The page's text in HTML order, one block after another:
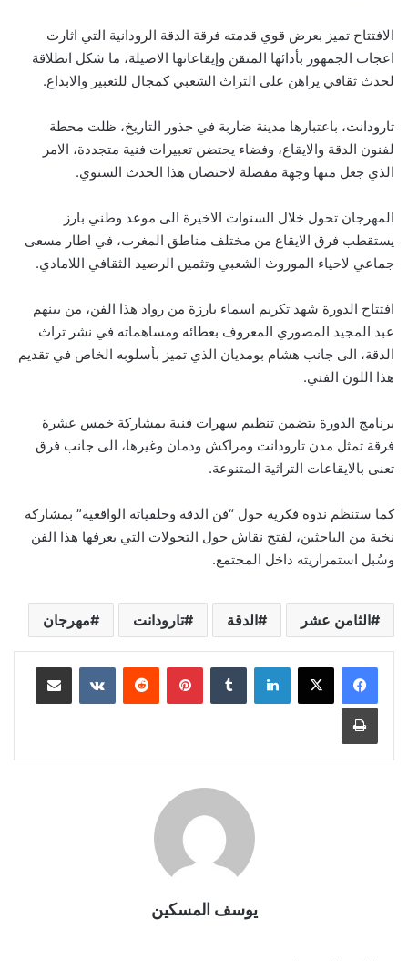
الافتتاح تميز بعرض قوي قدمته فرقة الدقة الرودانية التي اثارت
اعجاب الجمهور بأدائها المتقن وإيقاعاتها الاصيلة، ما شكل انطلاقة
لحدث ثقافي يراهن على التراث الشعبي كمجال للتعبير والابداع.
تارودانت، باعتبارها مدينة ضاربة في جذور التاريخ، ظلت محطة
لفنون الدقة والايقاع، وفضاء يحتضن تعبيرات فنية متجددة، الامر
الذي جعل منها وجهة مفضلة لاحتضان هذا الحدث السنوي.
المهرجان تحول خلال السنوات الاخيرة الى موعد وطني بارز
يستقطب فرق الايقاع من مختلف مناطق المغرب، في اطار مسعى
جماعي لاحياء الموروث الشعبي وتثمين الرصيد الثقافي اللامادي.
افتتاح الدورة شهد تكريم اسماء بارزة من رواد هذا الفن، من بينهم
عبد المجيد المصوري المعروف بعطائه ومساهماته في نشر تراث
الدقة، الى جانب هشام بومديان الذي تميز بأسلوبه الخاص في تقديم
هذا اللون الفني.
برنامج الدورة يتضمن تنظيم سهرات فنية بمشاركة خمس عشرة
فرقة تمثل مدن تارودانت ومراكش ودمان وغيرها، الى جانب فرق
تعنى بالايقاعات التراثية المتنوعة.
كما ستنظم ندوة فكرية حول “فن الدقة وخلفياته الواقعية” بمشاركة
نخبة من الباحثين، لفتح نقاش حول التحولات التي يعرفها هذا الفن
وسُبل استمراريته داخل المجتمع.
الثامن عشر الدقة تارودانت مهرجان
لينكدإن بينتيريست مشاركة عبر البريد
طباعة
يوسف المسكين